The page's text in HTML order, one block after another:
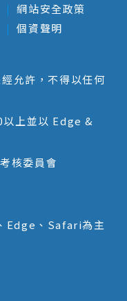
網站安全政策
個資聲明
允許，不得以任何
上並以 Edge &
核委員會
Edge、Safari為主